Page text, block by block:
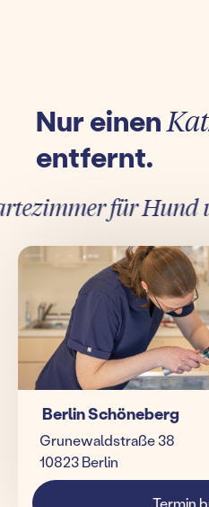
Nur einen
entfernt.
für Hund
Berlin Schöneberg
Grunewaldstraße 38
10823 Berlin